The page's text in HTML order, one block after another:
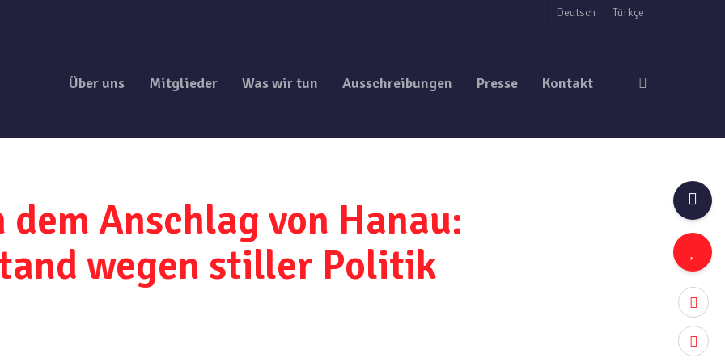
twitter
Deutsch Türkçe
Über uns Mitglieder Was wir tun Ausschreibungen Presse Kontakt
dem Anschlag von Hanau:
wegen stiller Politik